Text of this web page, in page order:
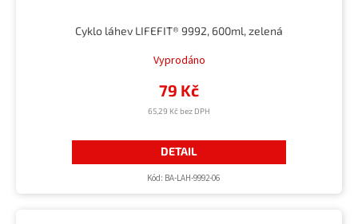
Cyklo láhev LIFEFIT® 9992, 600ml, zelená
Vyprodáno
65,29 Kč bez DPH
79 Kč
DETAIL
Kód: BA-LAH-9992-06